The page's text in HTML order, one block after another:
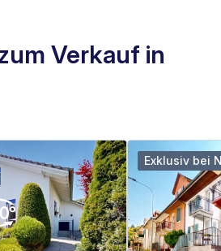
Verkauf in
Exklusiv bei